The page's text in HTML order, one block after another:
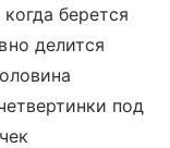
берется
делится
под